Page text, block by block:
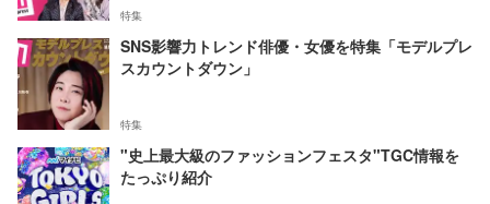
特集
SNS影響力トレンド俳優・女優を特集「モデルプレ
スカウントダウン」
特集
"史上最大級のファッションフェスタ"TGC情報を
たっぷり紹介